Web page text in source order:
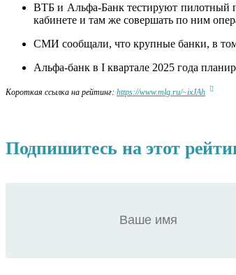
ВТБ и Альфа-Банк тестируют пилотный
кабинете и там же совершать по ним
СМИ сообщали, что крупные банки, в
Альфа-банк в I квартале 2025 года
Короткая ссылка на рейтинг: https://www.mlg.ru/~ixJAh
Подпишитесь на этот